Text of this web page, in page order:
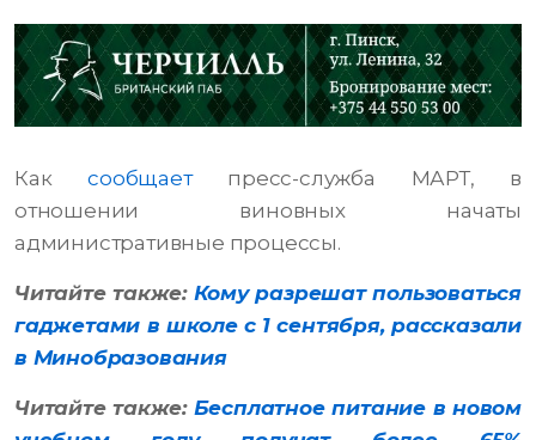
Каксообщаетпресс-служба МАРТ, в
отношении виновных начаты
административные процессы.
Читайте также: Кому разрешат пользоваться
гаджетами в школе с 1 сентября, рассказали
в Минобразования
Читайте также: Бесплатное питание в новом